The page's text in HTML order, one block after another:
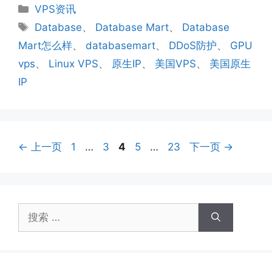
分
类
VPS资讯
标
签
Database、 Database Mart、 Database
Mart怎么样、 databasemart、 DDoS防护、 GPU
vps、 Linux VPS、 原生IP、 美国VPS、 美国原生
IP
← 上一页
页
1 …
页
3
页
4
页
5 …
页
23 下一页 →
索：